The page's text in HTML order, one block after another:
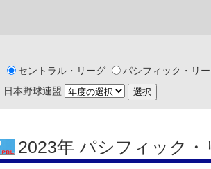
セントラル・リーグ
パシフィック・リ
日本野球連盟
2023年 パシフィック・